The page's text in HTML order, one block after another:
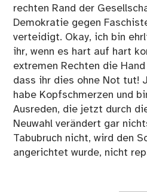
rechten Rand der
Demokratie gegen
verteidigt. Okay, ich bin
ihr, wenn es hart auf hart
extremen Rechten die
dass ihr dies ohne Not tut!
habe Kopfschmerzen und
Ausreden, die jetzt durch
Neuwahl verändert gar
Tabubruch nicht, wird den
angerichtet wurde, nicht